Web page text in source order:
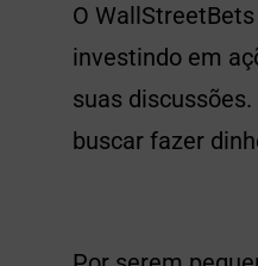
O
investindo em
suas
buscar fazer